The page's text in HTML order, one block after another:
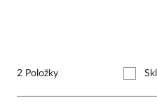
2 Položky